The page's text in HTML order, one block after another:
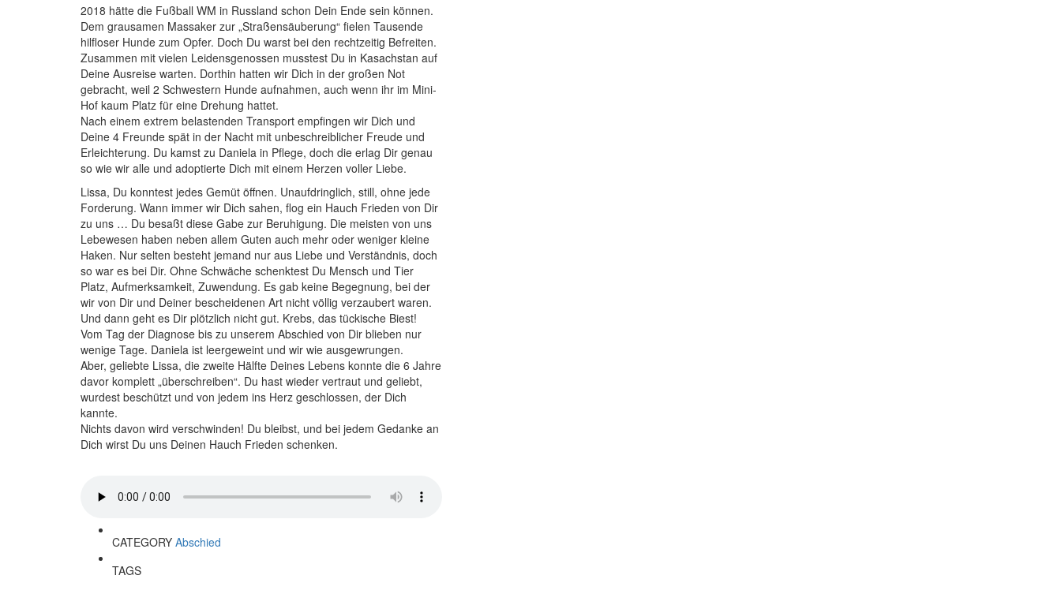
2018 hätte die Fußball WM in Russland schon Dein Ende sein können.
Dem grausamen Massaker zur „Straßensäuberung“ fielen Tausende
hilfloser Hunde zum Opfer. Doch Du warst bei den rechtzeitig Befreiten.
Zusammen mit vielen Leidensgenossen musstest Du in Kasachstan auf
Deine Ausreise warten. Dorthin hatten wir Dich in der großen Not
gebracht, weil 2 Schwestern Hunde aufnahmen, auch wenn ihr im Mini-
Hof kaum Platz für eine Drehung hattet.
Nach einem extrem belastenden Transport empfingen wir Dich und
Deine 4 Freunde spät in der Nacht mit unbeschreiblicher Freude und
Erleichterung. Du kamst zu Daniela in Pflege, doch die erlag Dir genau
so wie wir alle und adoptierte Dich mit einem Herzen voller Liebe.
Lissa, Du konntest jedes Gemüt öffnen. Unaufdringlich, still, ohne jede
Forderung. Wann immer wir Dich sahen, flog ein Hauch Frieden von Dir
zu uns … Du besaßt diese Gabe zur Beruhigung. Die meisten von uns
Lebewesen haben neben allem Guten auch mehr oder weniger kleine
Haken. Nur selten besteht jemand nur aus Liebe und Verständnis, doch
so war es bei Dir. Ohne Schwäche schenktest Du Mensch und Tier
Platz, Aufmerksamkeit, Zuwendung. Es gab keine Begegnung, bei der
wir von Dir und Deiner bescheidenen Art nicht völlig verzaubert waren.
Und dann geht es Dir plötzlich nicht gut. Krebs, das tückische Biest!
Vom Tag der Diagnose bis zu unserem Abschied von Dir blieben nur
wenige Tage. Daniela ist leergeweint und wir wie ausgewrungen.
Aber, geliebte Lissa, die zweite Hälfte Deines Lebens konnte die 6 Jahre
davor komplett „überschreiben“. Du hast wieder vertraut und geliebt,
wurdest beschützt und von jedem ins Herz geschlossen, der Dich
kannte.
Nichts davon wird verschwinden! Du bleibst, und bei jedem Gedanke an
Dich wirst Du uns Deinen Hauch Frieden schenken.
CATEGORY Abschied
TAGS